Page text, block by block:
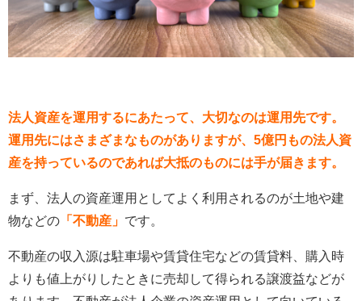
法人資産を運用するにあたって、大切なのは運用先です。
運用先にはさまざまなものがありますが、5億円もの法人資
産を持っているのであれば大抵のものには手が届きます。
まず、法人の資産運用としてよく利用されるのが土地や建
物などの 「不動産」 です。
不動産の収入源は駐車場や賃貸住宅などの賃貸料、購入時
よりも値上がりしたときに売却して得られる譲渡益などが